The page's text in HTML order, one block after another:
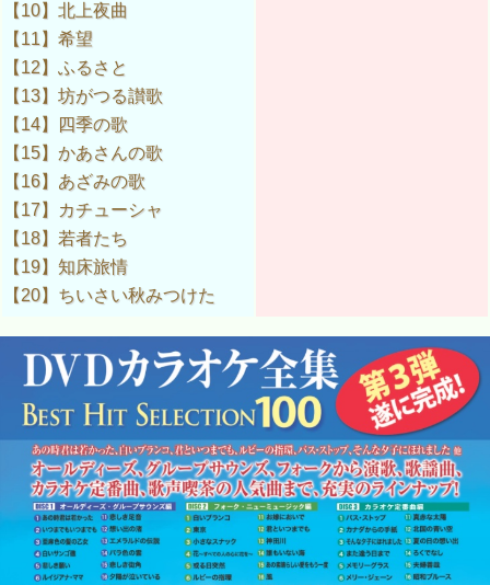
【10】北上夜曲
【11】希望
【12】ふるさと
【13】坊がつる讃歌
【14】四季の歌
【15】かあさんの歌
【16】あざみの歌
【17】カチューシャ
【18】若者たち
【19】知床旅情
【20】ちいさい秋みつけた